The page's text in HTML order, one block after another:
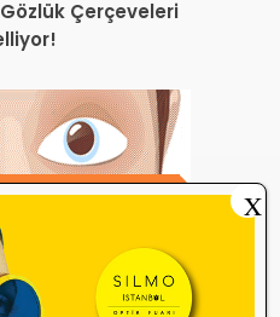
Gözlük Çerçeveleri
X